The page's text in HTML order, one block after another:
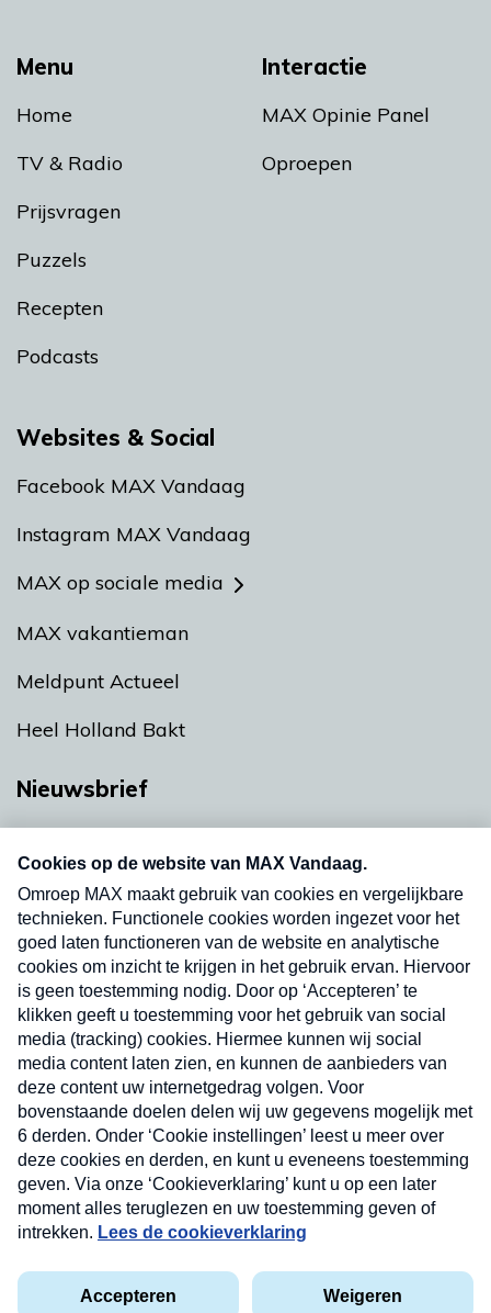
Menu
Home
TV & Radio
Prijsvragen
Puzzels
Recepten
Podcasts
Interactie
MAX Opinie Panel
Oproepen
Websites & Social
Facebook MAX Vandaag
Instagram MAX Vandaag
MAX op sociale media
MAX vakantieman
Meldpunt Actueel
Heel Holland Bakt
Nieuwsbrief
nieuwsbrief. Elke vrijdag- en dinsdagochtend in
uw mailbox.
Verzend
Privacyverklaring
Cookieverklaring
Nieuwsbrief
Neem hier een gratis abonnement op onze
nieuwsbrief. Elke vrijdag- en dinsdagochtend in uw